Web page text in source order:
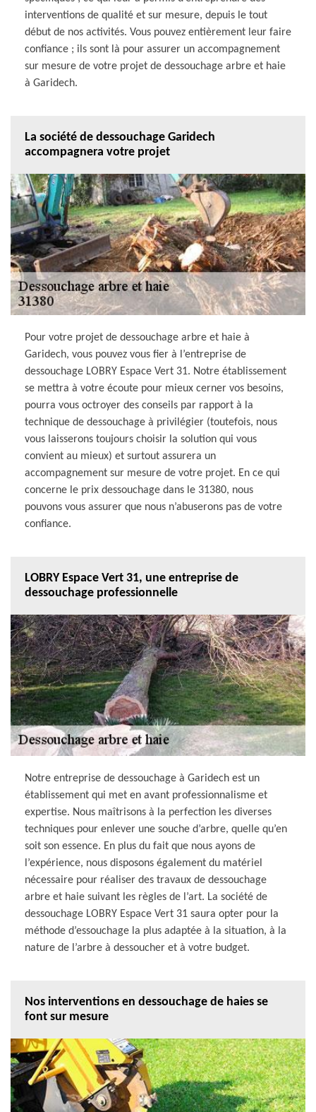
interventions de qualité et sur mesure, depuis le tout
début de nos activités. Vous pouvez entièrement leur faire
confiance ; ils sont là pour assurer un accompagnement
sur mesure de votre projet de dessouchage arbre et haie
à Garidech.
La société de dessouchage Garidech
accompagnera votre projet
Pour votre projet de dessouchage arbre et haie à
Garidech, vous pouvez vous fier à l’entreprise de
dessouchage LOBRY Espace Vert 31. Notre établissement
se mettra à votre écoute pour mieux cerner vos besoins,
pourra vous octroyer des conseils par rapport à la
technique de dessouchage à privilégier (toutefois, nous
vous laisserons toujours choisir la solution qui vous
convient au mieux) et surtout assurera un
accompagnement sur mesure de votre projet. En ce qui
concerne le prix dessouchage dans le 31380, nous
pouvons vous assurer que nous n’abuserons pas de votre
confiance.
LOBRY Espace Vert 31, une entreprise de
dessouchage professionnelle
Notre entreprise de dessouchage à Garidech est un
établissement qui met en avant professionnalisme et
expertise. Nous maîtrisons à la perfection les diverses
techniques pour enlever une souche d’arbre, quelle qu’en
soit son essence. En plus du fait que nous ayons de
l’expérience, nous disposons également du matériel
nécessaire pour réaliser des travaux de dessouchage
arbre et haie suivant les règles de l’art. La société de
dessouchage LOBRY Espace Vert 31 saura opter pour la
méthode d’essouchage la plus adaptée à la situation, à la
nature de l’arbre à dessoucher et à votre budget.
Nos interventions en dessouchage de haies se
font sur mesure